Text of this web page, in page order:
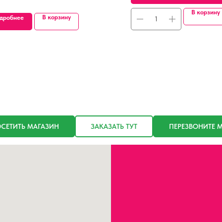
В корзину
В корзину
МАГАЗИН ЗАКАЗАТЬ ТУТ ПЕРЕЗВОНИТЕ